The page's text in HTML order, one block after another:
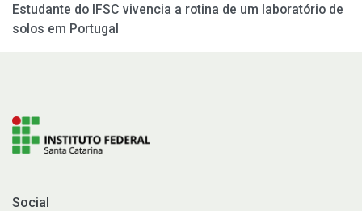
Estudante do IFSC vivencia a rotina de um laboratório de
solos em Portugal
Social